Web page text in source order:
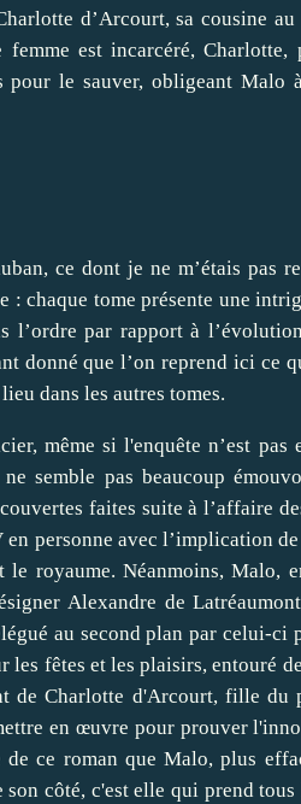
d’Arcourt, sa cousine
est incarcéré, Charlotte,
pour le sauver, obligeant Malo
ce dont je ne m’étais pas
: chaque tome présente une
l’ordre par rapport à
donné que l’on reprend ici ce
dans les autres tomes.
même si l'enquête n’est pas
semble pas beaucoup
faites suite à l’affaire
personne avec l’implication de
royaume. Néanmoins, Malo,
Alexandre de
au second plan par celui-ci
fêtes et les plaisirs, entouré
de Charlotte d'Arcourt, fille du
en œuvre pour prouver
ce roman que Malo, plus
côté, c'est elle qui prend tous